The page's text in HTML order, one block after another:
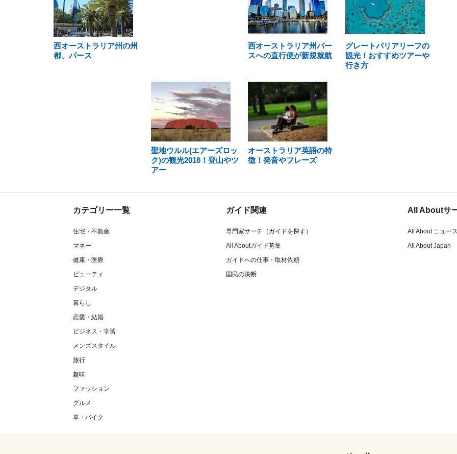
西オーストラリア州の州
都、パース
西オーストラリア州パー
スへの直行便が新規就航
グレートバリアリーフの
観光！おすすめツアーや
行き方
聖地ウルル(エアーズロッ
ク)の観光2018！登山やツ
アー
オーストラリア英語の特
徴！発音やフレーズ
カテゴリー一覧
住宅・不動産
マネー
健康・医療
ビューティ
デジタル
暮らし
恋愛・結婚
ビジネス・学習
メンズスタイル
旅行
趣味
ファッション
グルメ
車・バイク
ガイド関連
専門家サーチ（ガイドを探す）
All Aboutガイド募集
ガイドへの仕事・取材依頼
国民の決断
All Aboutサ
All About ニュース
All About Japan